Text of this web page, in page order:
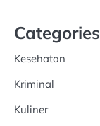
Categories
Kesehatan
Kriminal
Kuliner